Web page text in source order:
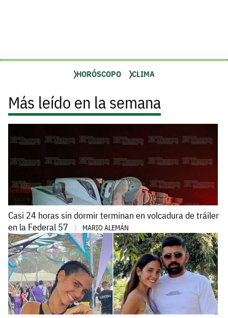
HORÓSCOPO CLIMA
Más leído en la semana
Casi 24 horas sin dormir terminan en volcadura de tráiler
en la Federal 57
MARIO ALEMÁN